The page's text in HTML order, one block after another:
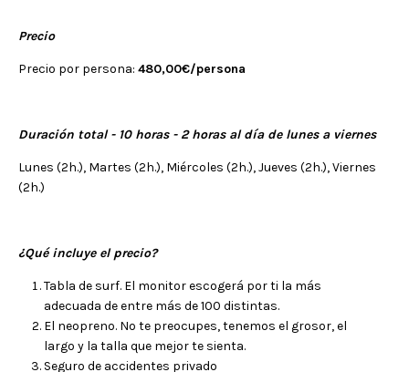
Precio
Precio por persona: 480,00€/persona
Duración total - 10 horas - 2 horas al día de lunes a viernes
Lunes (2h.), Martes (2h.), Miércoles (2h.), Jueves (2h.), Viernes
(2h.)
¿Qué incluye el precio?
Tabla de surf. El monitor escogerá por ti la más
adecuada de entre más de 100 distintas.
El neopreno. No te preocupes, tenemos el grosor, el
largo y la talla que mejor te sienta.
Seguro de accidentes privado